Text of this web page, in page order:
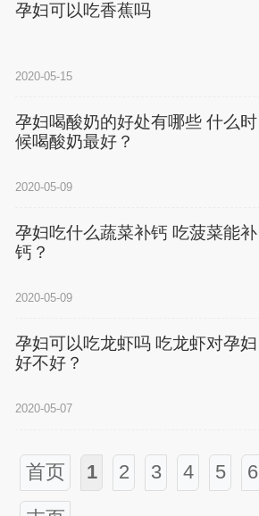
孕妇可以吃香蕉吗
2020-05-15
孕妇喝酸奶的好处有哪些 什么时
候喝酸奶最好？
2020-05-09
孕妇吃什么蔬菜补钙 吃菠菜能补
钙？
2020-05-09
孕妇可以吃龙虾吗 吃龙虾对孕妇
好不好？
2020-05-07
首页 1 2 3 4 5 6